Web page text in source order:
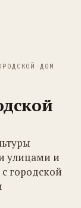
ДОМ
улицами и
городской